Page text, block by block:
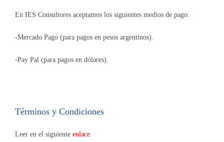
En IES Consultores aceptamos los siguientes medios de pago:
-Mercado Pago (para pagos en pesos argentinos).
-Pay Pal (para pagos en dólares).
Términos y Condiciones
Leer en el siguiente enlace